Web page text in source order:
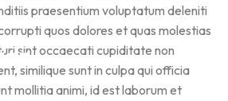
praesentium voluptatum deleniti
quos dolores et quas molestias
sint occaecati cupiditate non
similique sunt in culpa qui officia
mollitia animi, id est laborum et